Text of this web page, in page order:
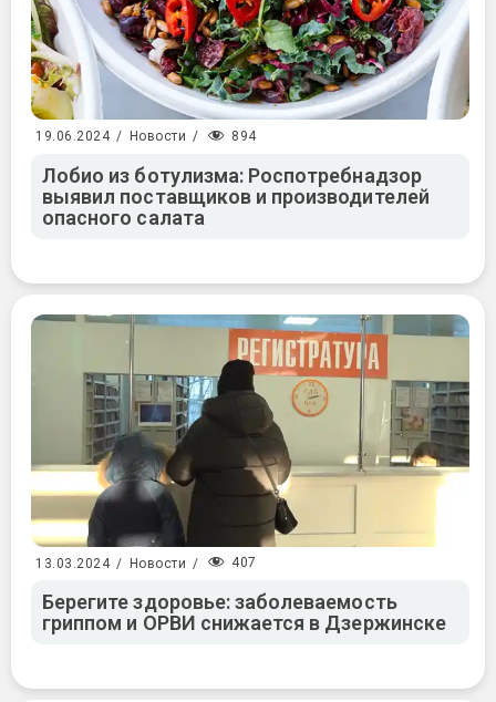
19.06.2024 / Новости / 894
Лобио из ботулизма: Роспотребнадзор
выявил поставщиков и производителей
опасного салата
13.03.2024 / Новости / 407
Берегите здоровье: заболеваемость
гриппом и ОРВИ снижается в Дзержинске